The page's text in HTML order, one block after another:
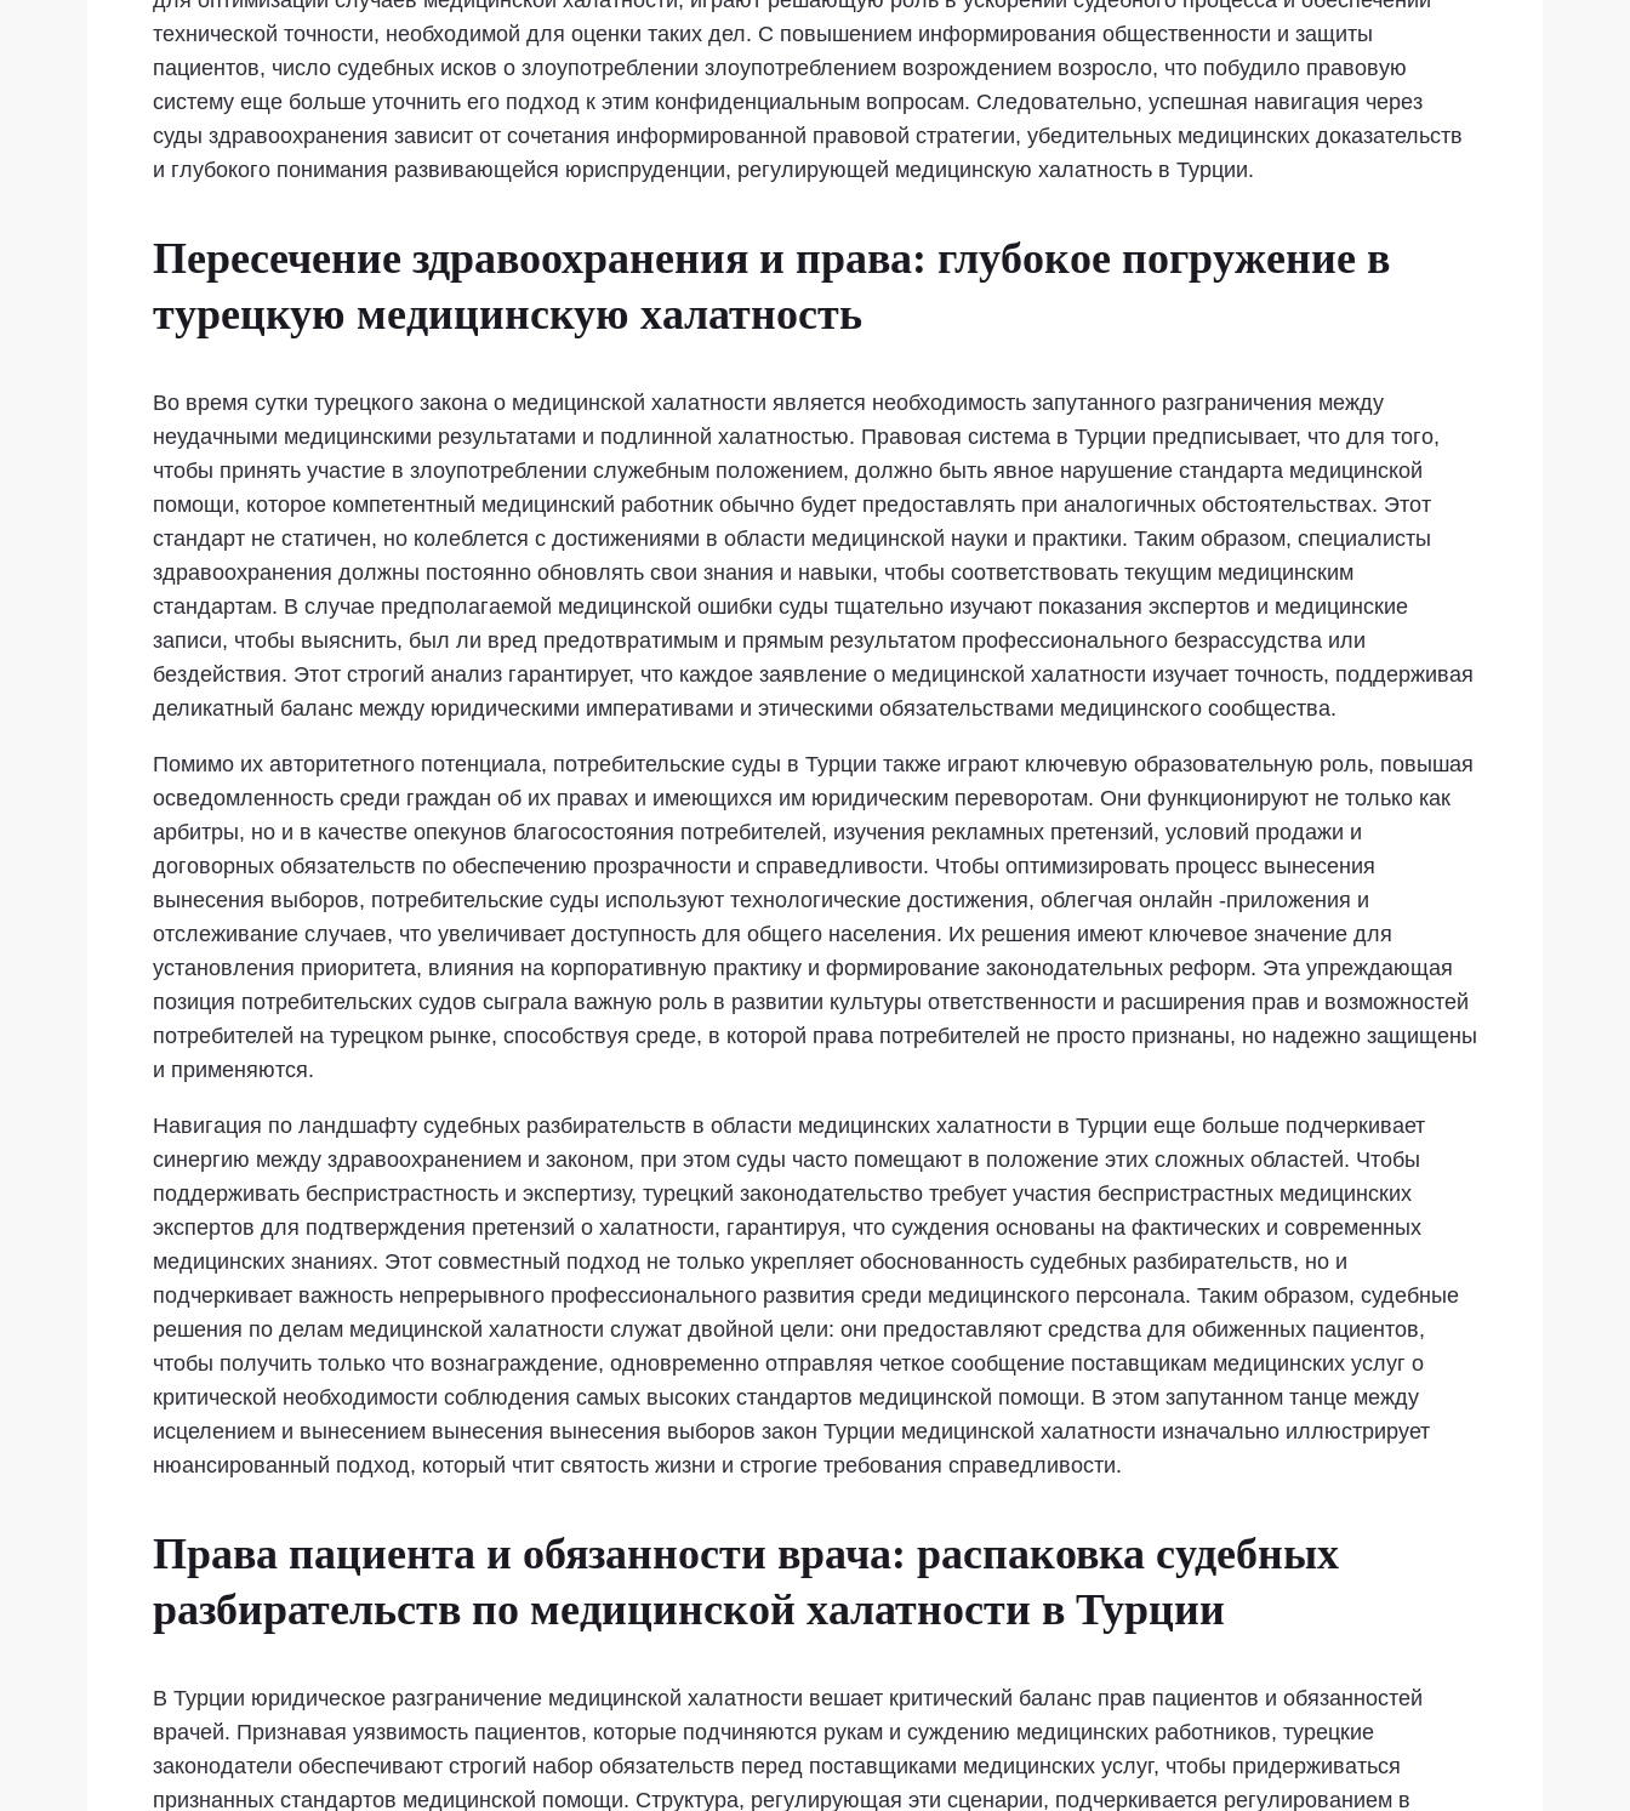
технической точности, необходимой для оценки таких дел. С повышением информирования общественности и защиты
пациентов, число судебных исков о злоупотреблении злоупотреблением возрождением возросло, что побудило правовую
систему еще больше уточнить его подход к этим конфиденциальным вопросам. Следовательно, успешная навигация через
суды здравоохранения зависит от сочетания информированной правовой стратегии, убедительных медицинских доказательств
и глубокого понимания развивающейся юриспруденции, регулирующей медицинскую халатность в Турции.
Пересечение здравоохранения и права: глубокое погружение в
турецкую медицинскую халатность
Во время сутки турецкого закона о медицинской халатности является необходимость запутанного разграничения между
неудачными медицинскими результатами и подлинной халатностью. Правовая система в Турции предписывает, что для того,
чтобы принять участие в злоупотреблении служебным положением, должно быть явное нарушение стандарта медицинской
помощи, которое компетентный медицинский работник обычно будет предоставлять при аналогичных обстоятельствах. Этот
стандарт не статичен, но колеблется с достижениями в области медицинской науки и практики. Таким образом, специалисты
здравоохранения должны постоянно обновлять свои знания и навыки, чтобы соответствовать текущим медицинским
стандартам. В случае предполагаемой медицинской ошибки суды тщательно изучают показания экспертов и медицинские
записи, чтобы выяснить, был ли вред предотвратимым и прямым результатом профессионального безрассудства или
бездействия. Этот строгий анализ гарантирует, что каждое заявление о медицинской халатности изучает точность, поддерживая
деликатный баланс между юридическими императивами и этическими обязательствами медицинского сообщества.
Помимо их авторитетного потенциала, потребительские суды в Турции также играют ключевую образовательную роль, повышая
осведомленность среди граждан об их правах и имеющихся им юридическим переворотам. Они функционируют не только как
арбитры, но и в качестве опекунов благосостояния потребителей, изучения рекламных претензий, условий продажи и
договорных обязательств по обеспечению прозрачности и справедливости. Чтобы оптимизировать процесс вынесения
вынесения выборов, потребительские суды используют технологические достижения, облегчая онлайн -приложения и
отслеживание случаев, что увеличивает доступность для общего населения. Их решения имеют ключевое значение для
установления приоритета, влияния на корпоративную практику и формирование законодательных реформ. Эта упреждающая
позиция потребительских судов сыграла важную роль в развитии культуры ответственности и расширения прав и возможностей
потребителей на турецком рынке, способствуя среде, в которой права потребителей не просто признаны, но надежно защищены
и применяются.
Навигация по ландшафту судебных разбирательств в области медицинских халатности в Турции еще больше подчеркивает
синергию между здравоохранением и законом, при этом суды часто помещают в положение этих сложных областей. Чтобы
поддерживать беспристрастность и экспертизу, турецкий законодательство требует участия беспристрастных медицинских
экспертов для подтверждения претензий о халатности, гарантируя, что суждения основаны на фактических и современных
медицинских знаниях. Этот совместный подход не только укрепляет обоснованность судебных разбирательств, но и
подчеркивает важность непрерывного профессионального развития среди медицинского персонала. Таким образом, судебные
решения по делам медицинской халатности служат двойной цели: они предоставляют средства для обиженных пациентов,
чтобы получить только что вознаграждение, одновременно отправляя четкое сообщение поставщикам медицинских услуг о
критической необходимости соблюдения самых высоких стандартов медицинской помощи. В этом запутанном танце между
исцелением и вынесением вынесения вынесения выборов закон Турции медицинской халатности изначально иллюстрирует
нюансированный подход, который чтит святость жизни и строгие требования справедливости.
Права пациента и обязанности врача: распаковка судебных
разбирательств по медицинской халатности в Турции
В Турции юридическое разграничение медицинской халатности вешает критический баланс прав пациентов и обязанностей
врачей. Признавая уязвимость пациентов, которые подчиняются рукам и суждению медицинских работников, турецкие
законодатели обеспечивают строгий набор обязательств перед поставщиками медицинских услуг, чтобы придерживаться
признанных стандартов медицинской помощи. Структура, регулирующая эти сценарии, подчеркивается регулированием в